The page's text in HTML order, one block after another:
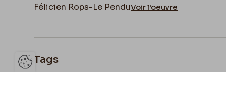
Félicien Rops-Le PenduVoir l'oeuvre
Tags
Ouvrir la barre de gestion des